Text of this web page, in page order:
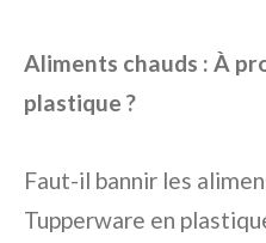
Aliments chauds : À
plastique ?
Faut-il bannir les
Tupperware en